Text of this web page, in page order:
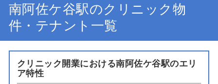
南阿佐ケ谷駅のクリニック物
件・テナント一覧
クリニック開業における南阿佐ケ谷駅のエリ
ア特性